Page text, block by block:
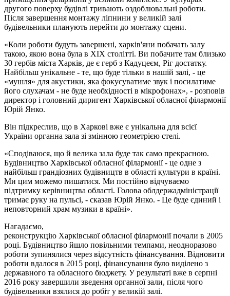
другого поверху будівлі тривають оздоблювальні роботи.
Після завершення монтажу ліпнини у великій залі
будівельники планують перейти до монтажу сцени.
«Коли роботи будуть завершені, харків'яни побачать залу
такою, якою вона була в ХІХ столітті. Ви побачите там близько
30 гербів міста Харків, де є герб з Кадуцеєм, Ріг достатку.
Найбільш унікальне - те, що буде тільки в нашій залі, - це
«мушля» для акустики, яка фокусуватиме звук і посилатиме
його слухачам - не буде необхідності в мікрофонах», - розповів
директор і головний диригент Харківської обласної філармонії
Юрій Янко.
Він підкреслив, що в Харкові вже є унікальна для всієї
України органна зала зі змінною геометрією стелі.
«Сподіваюся, що й велика зала буде так само прекрасною.
Будівництво Харківської обласної філармонії - це одне з
найбільш грандіозних будівництв в області культури в країні.
Ми цим можемо пишатися. Ми постійно відчуваємо
підтримку керівництва області. Голова облдержадміністрації
тримає руку на пульсі, - сказав Юрій Янко. - Це буде єдиний і
неповторний храм музики в країні».
Нагадаємо,
реконструкцію Харківської обласної філармонії почали в 2005
році. Будівництво йшло повільними темпами, неодноразово
роботи зупинялися через відсутність фінансування. Відновити
роботи вдалося в 2015 році, фінансування було виділено з
державного та обласного бюджету. У результаті вже в серпні
2016 року завершили зведення органної зали, після чого
будівельники взялися до робіт у великій залі.